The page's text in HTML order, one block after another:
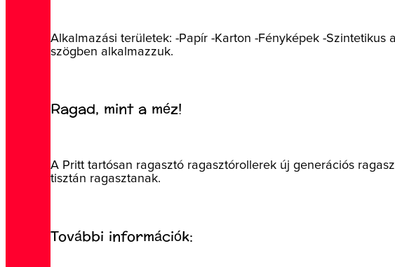
Alkalmazási területek: -Papír -Karton -Fényképek -
szögben alkalmazzuk.
Ragad, mint a méz!
A Pritt tartósan ragasztó ragasztórollerek új generációs
tisztán ragasztanak.
További információk: